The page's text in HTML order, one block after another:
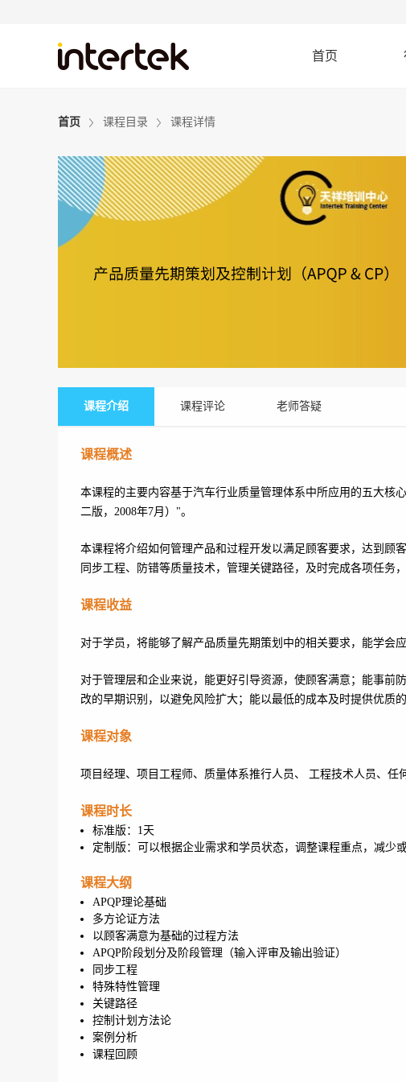
首页
首页 课程目录 课程详情
课程介绍 课程评论 老师答疑
课程概述
本课程的主要内容基于汽车行业质量管理体系中所应用的五大核
二版，2008年7月）"。
本课程将介绍如何管理产品和过程开发以满足顾客要求，达到顾
同步工程、防错等质量技术，管理关键路径，及时完成各项任务
课程收益
对于学员，将能够了解产品质量先期策划中的相关要求，能学会
对于管理层和企业来说，能更好引导资源，使顾客满意；能事前
改的早期识别，以避免风险扩大；能以最低的成本及时提供优质
课程对象
项目经理、项目工程师、质量体系推行人员、 工程技术人员、任
课程时长
标准版：1天
定制版：可以根据企业需求和学员状态，调整课程重点，减少
课程大纲
APQP理论基础
多方论证方法
以顾客满意为基础的过程方法
APQP阶段划分及阶段管理（输入评审及输出验证）
同步工程
特殊特性管理
关键路径
控制计划方法论
案例分析
课程回顾